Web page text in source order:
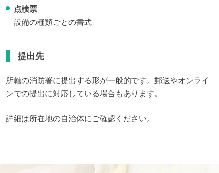
点検票
設備の種類ごとの書式
提出先
所轄の消防署に提出する形が一般的です。郵送やオンライ
ンでの提出に対応している場合もあります。
詳細は所在地の自治体にご確認ください。